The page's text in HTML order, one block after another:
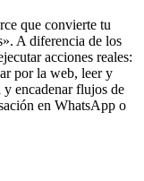
que convierte tu
A diferencia de los
acciones reales:
por la web, leer y
encadenar flujos de
en WhatsApp o